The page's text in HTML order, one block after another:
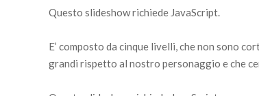
Questo slideshow richiede JavaScript.
E’ composto da cinque livelli, che non sono
grandi rispetto al nostro personaggio e che